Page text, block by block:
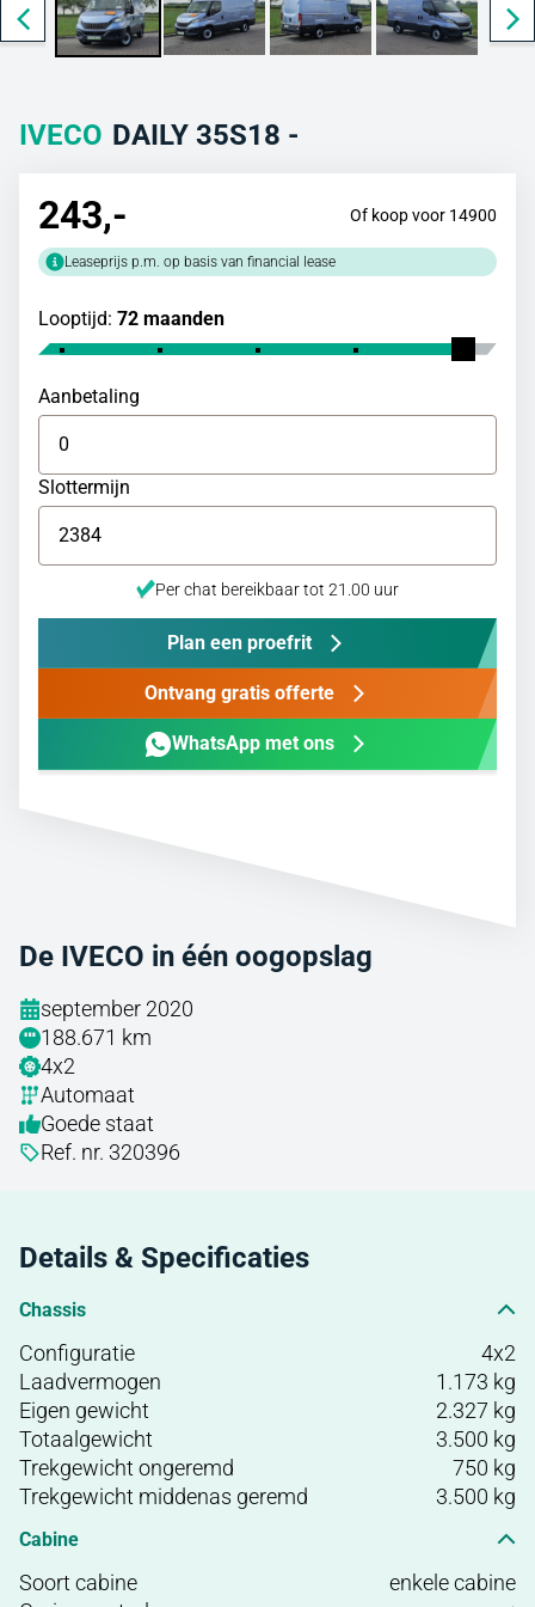
IVECO DAILY 35S18 -
De IVECO in één oogopslag
september 2020
188.671 km
4x2
Automaat
Goede staat
Ref. nr. 320396
Details & Specificaties
Chassis
Configuratie
4x2
Laadvermogen
1.173 kg
Eigen gewicht
2.327 kg
Totaalgewicht
3.500 kg
Trekgewicht ongeremd
750 kg
Trekgewicht middenas geremd
3.500 kg
Cabine
Soort cabine
enkele cabine
243,- Of koop voor 14900
Leaseprijs p.m. op basis van financial lease
Looptijd: 72 maanden
Aanbetaling
Slottermijn
Per chat bereikbaar tot 21.00 uur
Plan een proefrit
Ontvang gratis offerte
WhatsApp met ons